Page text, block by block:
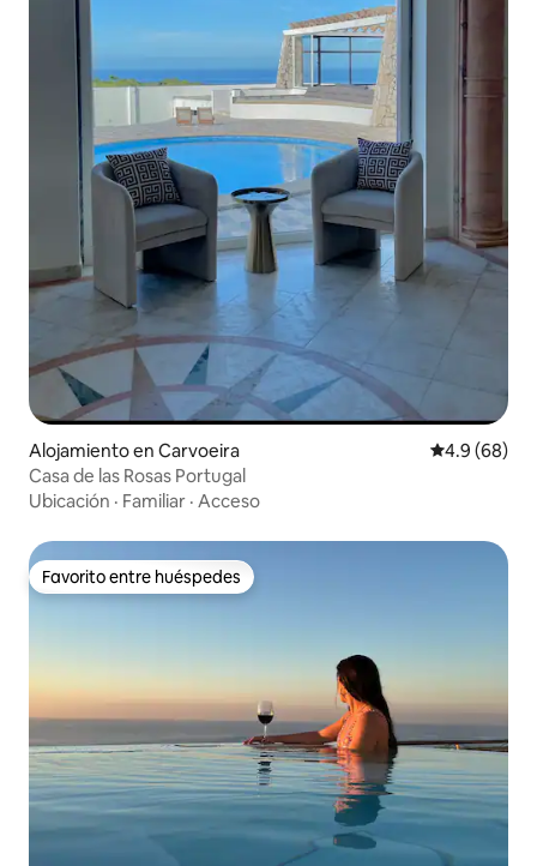
Alojamiento en Carvoeira Calificación
4.9 (68)
Casa de las Rosas Portugal
Ubicación · Familiar · Acceso
Favorito entre huéspedes
Favorito entre huéspedes